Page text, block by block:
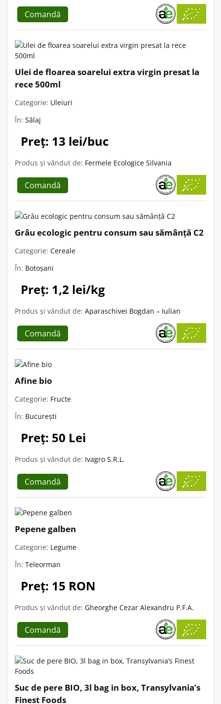
Comandă
Ulei de floarea soarelui extra virgin presat la
rece 500ml
Categorie: Uleiuri
În: Sălaj
Preț: 13 lei/buc
Produs și vândut de: Fermele Ecologice Silvania
Comandă
Grâu ecologic pentru consum sau sămânță C2
Categorie: Cereale
În: Botoșani
Preț: 1,2 lei/kg
Produs și vândut de: Aparaschivei Bogdan – Iulian
Comandă
Afine bio
Categorie: Fructe
În: București
Preț: 50 Lei
Produs și vândut de: Ivagro S.R.L.
Comandă
Pepene galben
Categorie: Legume
În: Teleorman
Preț: 15 RON
Produs și vândut de: Gheorghe Cezar Alexandru P.F.A.
Comandă
Suc de pere BIO, 3l bag in box, Transylvania’s
Finest Foods